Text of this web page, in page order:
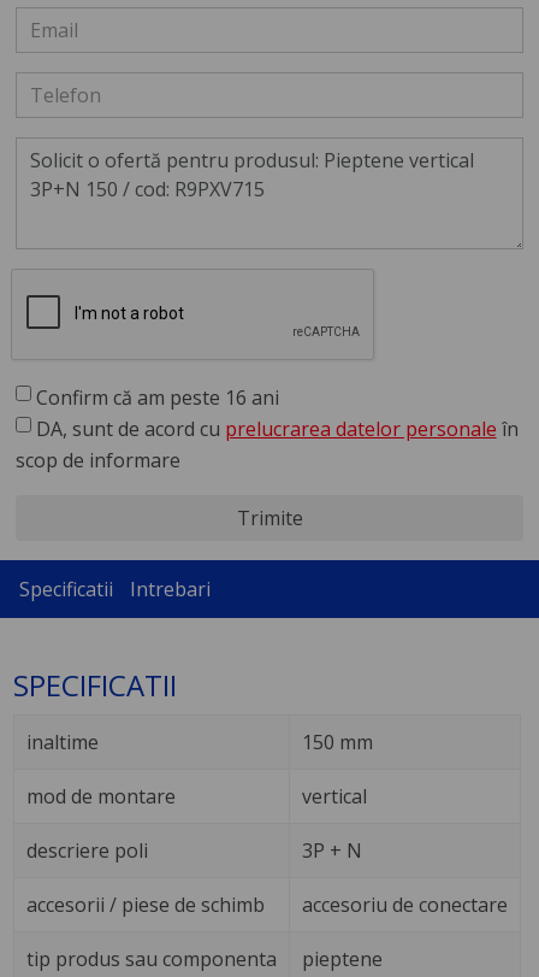
Confirm că am peste 16 ani
DA, sunt de acord cu prelucrarea datelor personale în
scop de informare
Trimite
Specificatii Intrebari
SPECIFICATII
inaltime 150 mm
mod de montare vertical
descriere poli 3P + N
accesorii / piese de schimb accesoriu de conectare
tip produs sau componenta pieptene